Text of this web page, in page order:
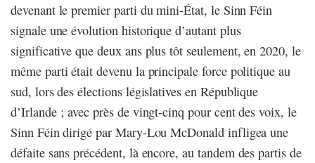
devenant le premier parti du mini-État, le Sinn Féin
signale une évolution historique d’autant plus
significative que deux ans plus tôt seulement, en 2020, le
même parti était devenu la principale force politique au
sud, lors des élections législatives en République
d’Irlande ; avec près de vingt-cinq pour cent des voix, le
Sinn Féin dirigé par Mary-Lou McDonald infligea une
défaite sans précédent, là encore, au tandem des partis de